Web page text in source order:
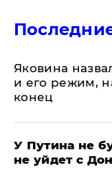
Яковина
и его режим,
конец
У Путина не
не уйдет с